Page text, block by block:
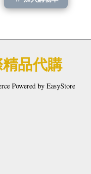
精品代購
Powered by EasyStore